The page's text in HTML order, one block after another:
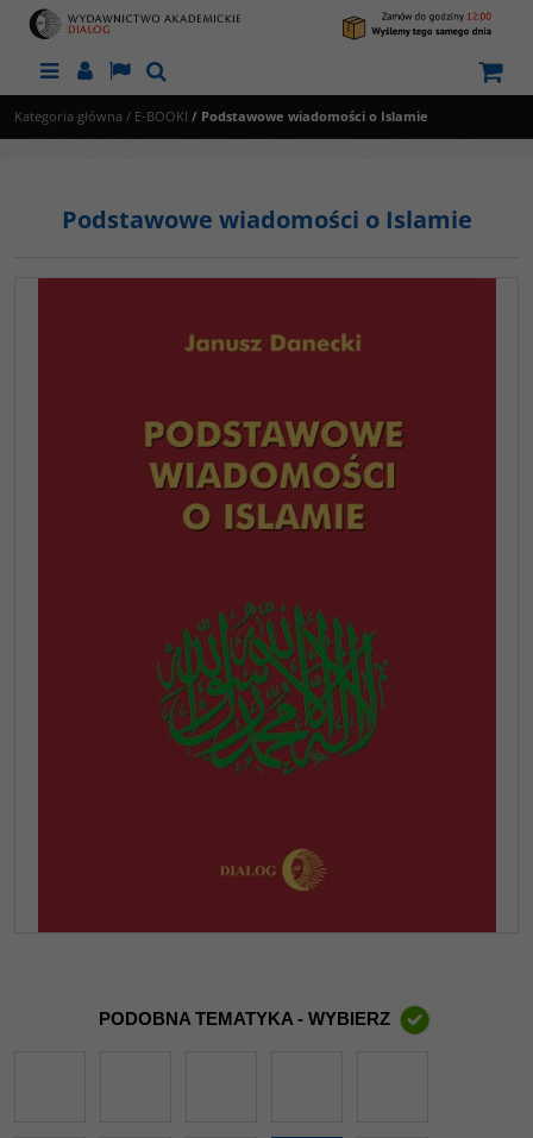
MenuPanelLangSzukaj
Kategoria główna / E-BOOKI / Podstawowe wiadomości o Islamie
Podstawowe wiadomości o Islamie
PODOBNA TEMATYKA - WYBIERZ